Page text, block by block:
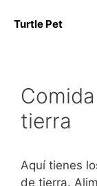
Turtle Pet
tierra
Aquí tienes
de tierra.